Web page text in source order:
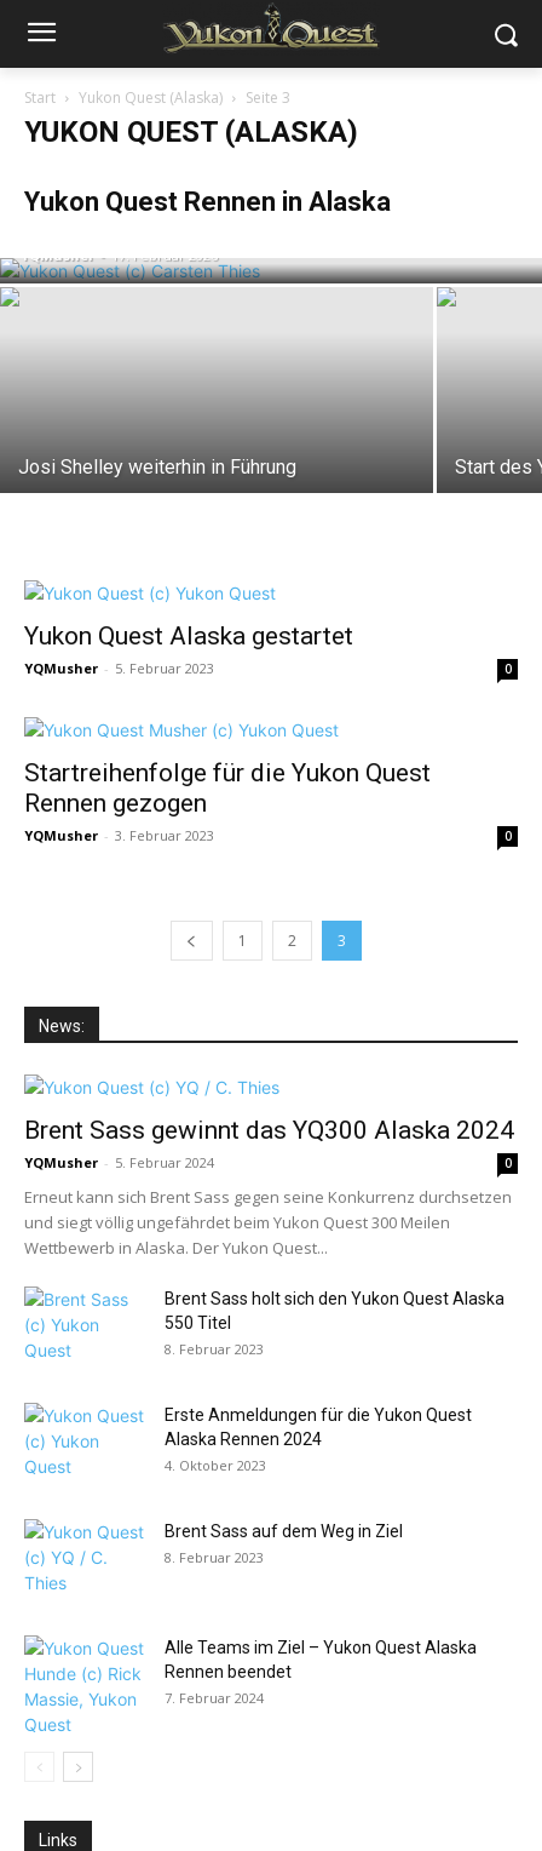
Start Yukon Quest (Alaska) Seite 3
YUKON QUEST (ALASKA)
Yukon Quest Rennen in Alaska
Josi Shelley gewinnt den Yukon Quest
Alaska
YQMusher - 17. Februar 2026
Josi Shelley weiterhin in Führung Start des
Yukon Quest Alaska gestartet
YQMusher - 5. Februar 2023 0
Startreihenfolge für die Yukon Quest
Rennen gezogen
YQMusher - 3. Februar 2023 0
1 2 3
News:
Brent Sass gewinnt das YQ300 Alaska 2024
YQMusher - 5. Februar 2024 0
Erneut kann sich Brent Sass gegen seine Konkurrenz durchsetzen
und siegt völlig ungefährdet beim Yukon Quest 300 Meilen
Wettbewerb in Alaska. Der Yukon Quest...
Brent Sass holt sich den Yukon Quest Alaska
550 Titel
8. Februar 2023
Erste Anmeldungen für die Yukon Quest
Alaska Rennen 2024
4. Oktober 2023
Brent Sass auf dem Weg in Ziel
8. Februar 2023
Alle Teams im Ziel – Yukon Quest Alaska
Rennen beendet
7. Februar 2024
Links